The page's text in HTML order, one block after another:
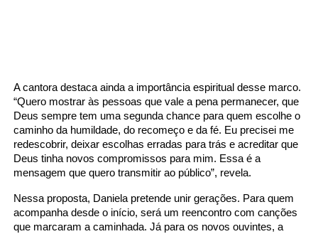
A cantora destaca ainda a importância espiritual desse marco.
“Quero mostrar às pessoas que vale a pena permanecer, que
Deus sempre tem uma segunda chance para quem escolhe o
caminho da humildade, do recomeço e da fé. Eu precisei me
redescobrir, deixar escolhas erradas para trás e acreditar que
Deus tinha novos compromissos para mim. Essa é a
mensagem que quero transmitir ao público”, revela.
Nessa proposta, Daniela pretende unir gerações. Para quem
acompanha desde o início, será um reencontro com canções
que marcaram a caminhada. Já para os novos ouvintes, a